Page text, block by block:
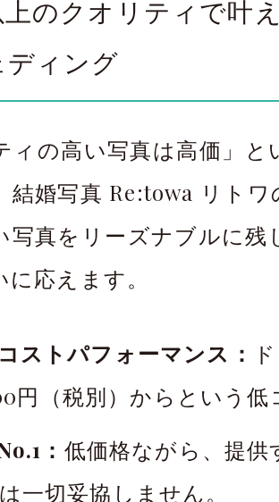
のクオリティで叶
ディング
ィの高い写真は高価」
結婚写真 Re:towa リト
写真をリーズナブルに残
応えます。
ストパフォーマンス：
円（税別）からという
： 低価格ながら、提
一切妥協しません。